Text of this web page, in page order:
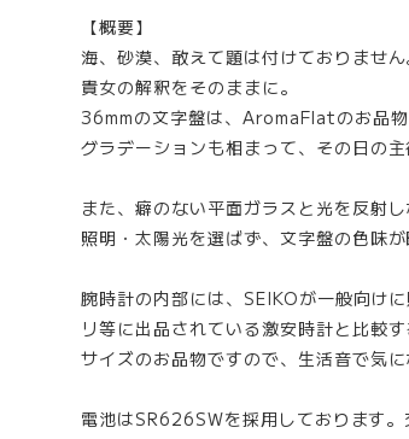
【概要】
海、砂漠、敢えて題は付けておりません
貴女の解釈をそのままに。
36mmの文字盤は、AromaFlatのお品物
グラデーションも相まって、その日の主
また、癖のない平面ガラスと光を反射
照明・太陽光を選ばず、文字盤の色味
腕時計の内部には、SEIKOが一般向け
リ等に出品されている激安時計と比較
サイズのお品物ですので、生活音で気
電池はSR626SWを採用しております